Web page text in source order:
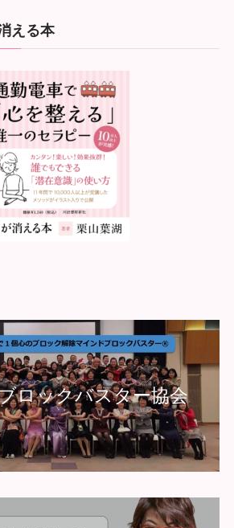
える本
ロックバスター協会